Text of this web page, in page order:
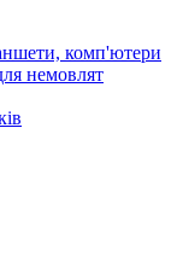
комп'ютери
немовлят